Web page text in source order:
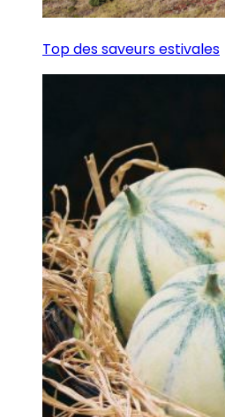
Top des saveurs estivales